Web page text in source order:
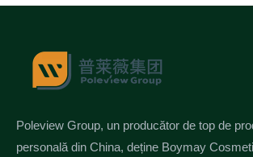
Poleview Group, un producător de top de
personală din China, deține Boymay